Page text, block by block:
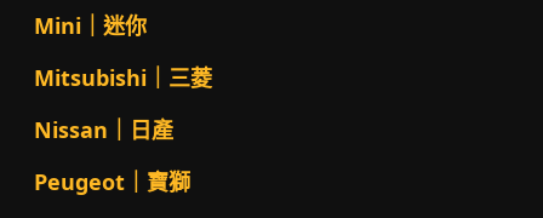
Mini｜迷你
Mitsubishi｜三菱
Nissan｜日產
Peugeot｜寶獅